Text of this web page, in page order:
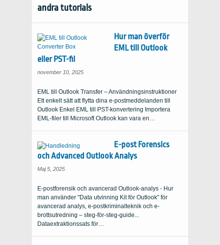
andra tutorials
Hur man överför
EML till Outlook
eller PST-fil
november 10, 2025
EML till Outlook Transfer – Användningsinstruktioner
Ett enkelt sätt att flytta dina e-postmeddelanden till
Outlook Enkel EML till PST-konvertering Importera
EML-filer till Microsoft Outlook kan vara en…
E-post Forensics
och Advanced Outlook Analys
Maj 5, 2025
E-postforensik och avancerad Outlook-analys - Hur
man använder "Data utvinning Kit för Outlook" för
avancerad analys, e-postkriminalteknik och e-
brottsutredning – steg-för-steg-guide...
Dataextraktionssats för…